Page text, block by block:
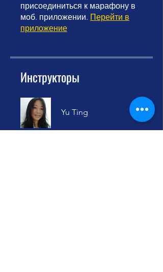
присоединиться к марафону в
моб. приложении. Перейти в
приложение
Инструкторы
Yu Ting